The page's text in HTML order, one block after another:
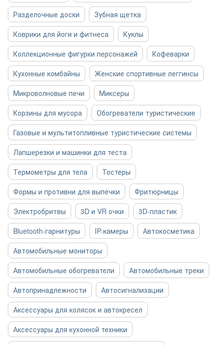
Разделочные доски
Зубная щетка
Коврики для йоги и фитнеса
Куклы
Коллекционные фигурки персонажей
Кофеварки
Кухонные комбайны
Женские спортивные леггинсы
Микроволновые печи
Миксеры
Корзины для мусора
Обогреватели туристические
Газовые и мультитопливные туристические системы
Лапшерезки и машинки для теста
Термометры для тела
Тостеры
Формы и противни для выпечки
Фритюрницы
Электробритвы
3D и VR очки
3D-пластик
Bluetooth-гарнитуры
IP-камеры
Автокосметика
Автомобильные мониторы
Автомобильные обогреватели
Автомобильные треки
Автопринадлежности
Автосигнализации
Аксессуары для колясок и автокресел
Аксессуары для кухонной техники